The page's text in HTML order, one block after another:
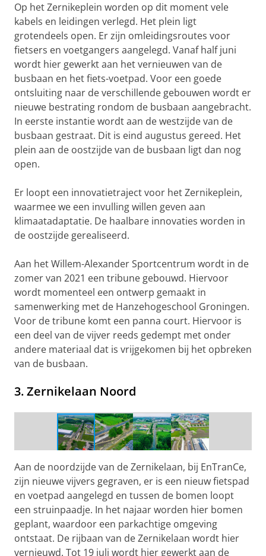
Op het Zernikeplein worden op dit moment vele
kabels en leidingen verlegd. Het plein ligt
grotendeels open. Er zijn omleidingsroutes voor
fietsers en voetgangers aangelegd. Vanaf half juni
wordt hier gewerkt aan het vernieuwen van de
busbaan en het fiets-voetpad. Voor een goede
ontsluiting naar de verschillende gebouwen wordt er
nieuwe bestrating rondom de busbaan aangebracht.
In eerste instantie wordt aan de westzijde van de
busbaan gestraat. Dit is eind augustus gereed. Het
plein aan de oostzijde van de busbaan ligt dan nog
open.
Er loopt een innovatietraject voor het Zernikeplein,
waarmee we een invulling willen geven aan
klimaatadaptatie. De haalbare innovaties worden in
de oostzijde gerealiseerd.
Aan het Willem-Alexander Sportcentrum wordt in de
zomer van 2021 een tribune gebouwd. Hiervoor
wordt momenteel een ontwerp gemaakt in
samenwerking met de Hanzehogeschool Groningen.
Voor de tribune komt een panna court. Hiervoor is
een deel van de vijver reeds gedempt met onder
andere materiaal dat is vrijgekomen bij het opbreken
van de busbaan.
3. Zernikelaan Noord
Aan de noordzijde van de Zernikelaan, bij EnTranCe,
zijn nieuwe vijvers gegraven, er is een nieuw fietspad
en voetpad aangelegd en tussen de bomen loopt
een struinpaadje. In het najaar worden hier bomen
geplant, waardoor een parkachtige omgeving
ontstaat. De rijbaan van de Zernikelaan wordt hier
vernieuwd. Tot 19 juli wordt hier gewerkt aan de